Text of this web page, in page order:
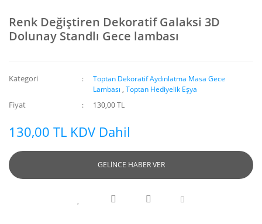
Renk Değiştiren Dekoratif Galaksi 3D
Dolunay Standlı Gece lambası
Kategori
Toptan Dekoratif Aydınlatma Masa Gece
Lambası ,Toptan Hediyelik Eşya
Fiyat 130,00 TL
130,00 TL KDV Dahil
GELİNCE HABER VER